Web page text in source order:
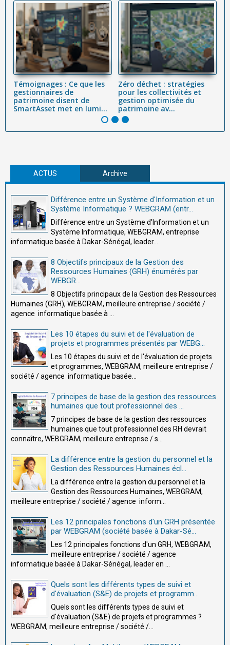
Témoignages : Ce que les
gestionnaires de
patrimoine disent de
SmartAsset met en lumi...
Zéro déchet : stratégies
pour les collectivités et
gestion optimisée du
patrimoine av...
ACTUS Archive
Différence entre un Système d'Information et un
Système Informatique ? WEBGRAM (entr...
Différence entre un Système d'Information et un
Système Informatique, WEBGRAM, entreprise
informatique basée à Dakar-Sénégal, leader...
8 Objectifs principaux de la Gestion des
Ressources Humaines (GRH) énumérés par
WEBGR...
8 Objectifs principaux de la Gestion des Ressources
Humaines (GRH), WEBGRAM, meilleure entreprise / société /
agence informatique basée à ...
Les 10 étapes du suivi et de l'évaluation de
projets et programmes présentés par WEBG...
Les 10 étapes du suivi et de l'évaluation de projets
et programmes, WEBGRAM, meilleure entreprise /
société / agence informatique basée...
7 principes de base de la gestion des ressources
humaines que tout professionnel des ...
7 principes de base de la gestion des ressources
humaines que tout professionnel des RH devrait
connaître, WEBGRAM, meilleure entreprise / s...
La différence entre la gestion du personnel et la
Gestion des Ressources Humaines écl...
La différence entre la gestion du personnel et la
Gestion des Ressources Humaines, WEBGRAM,
meilleure entreprise / société / agence inform...
Les 12 principales fonctions d'un GRH présentée
par WEBGRAM (société basée à Dakar-Sé...
Les 12 principales fonctions d'un GRH, WEBGRAM,
meilleure entreprise / société / agence
informatique basée à Dakar-Sénégal, leader en ...
Quels sont les différents types de suivi et
d'évaluation (S&E) de projets et programm...
Quels sont les différents types de suivi et
d'évaluation (S&E) de projets et programmes ?
WEBGRAM, meilleure entreprise / société /...